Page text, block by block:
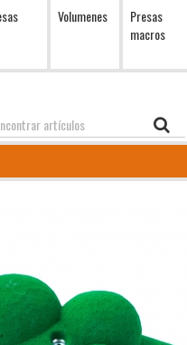
Volumenes
Presas
macros